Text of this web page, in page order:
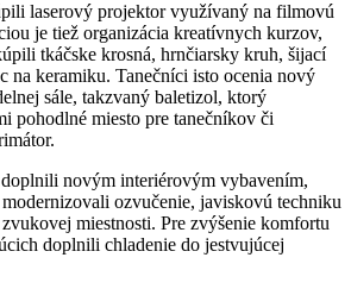
laserový projektor využívaný na filmovú
je tiež organizácia kreatívnych kurzov,
tkáčske krosná, hrnčiarsky kruh, šijací
na keramiku. Tanečníci isto ocenia nový
sále, takzvaný baletizol, ktorý
pohodlné miesto pre tanečníkov či
novým interiérovým vybavením,
ozvučenie, javiskovú techniku
miestnosti. Pre zvýšenie komfortu
doplnili chladenie do jestvujúcej